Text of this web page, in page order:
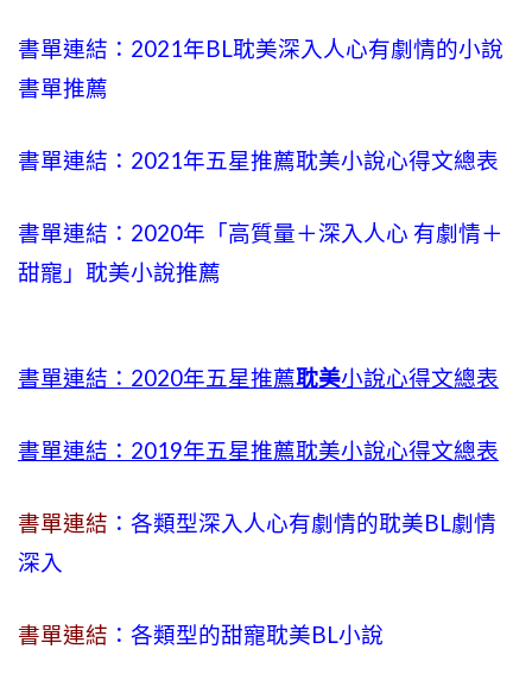
書單連結：2021年BL耽美深入人心有劇情的小說
書單推薦
書單連結：2021年五星推薦耽美小說心得文總表
書單連結：2020年「高質量＋深入人心 有劇情＋
甜寵」耽美小說推薦
書單連結：2020年五星推薦耽美小說心得文總表
書單連結：2019年五星推薦耽美小說心得文總表
書單連結 ：各類型深入人心有劇情的耽美BL劇情
深入
書單連結 ：各類型的甜寵耽美BL小說